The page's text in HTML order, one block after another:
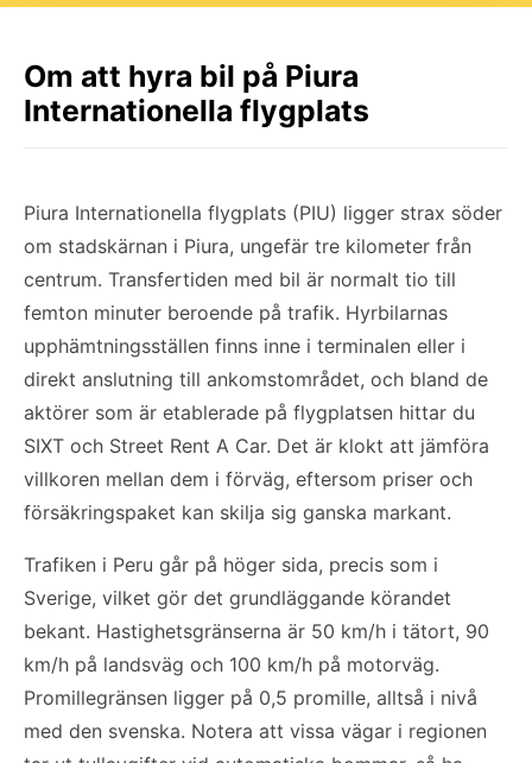
Om att hyra bil på Piura
Internationella flygplats
Piura Internationella flygplats (PIU) ligger strax söder
om stadskärnan i Piura, ungefär tre kilometer från
centrum. Transfertiden med bil är normalt tio till
femton minuter beroende på trafik. Hyrbilarnas
upphämtningsställen finns inne i terminalen eller i
direkt anslutning till ankomstområdet, och bland de
aktörer som är etablerade på flygplatsen hittar du
SIXT och Street Rent A Car. Det är klokt att jämföra
villkoren mellan dem i förväg, eftersom priser och
försäkringspaket kan skilja sig ganska markant.
Trafiken i Peru går på höger sida, precis som i
Sverige, vilket gör det grundläggande körandet
bekant. Hastighetsgränserna är 50 km/h i tätort, 90
km/h på landsväg och 100 km/h på motorväg.
Promillegränsen ligger på 0,5 promille, alltså i nivå
med den svenska. Notera att vissa vägar i regionen